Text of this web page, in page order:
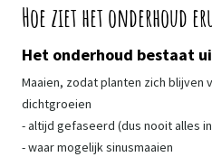
Hoe ziet het onderhoud
Het onderhoud bestaat
Maaien, zodat planten zich
dichtgroeien
- altijd gefaseerd (dus nooit alles
- waar mogelijk sinusmaaien